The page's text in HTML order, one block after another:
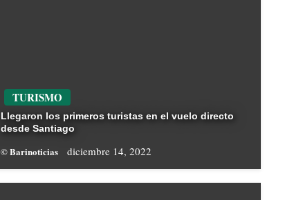
TURISMO
Llegaron los primeros turistas en el vuelo directo
desde Santiago
© Barinoticias diciembre 14, 2022